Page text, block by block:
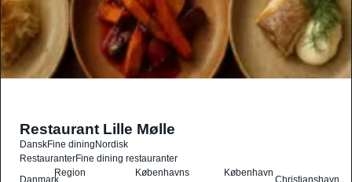
Restaurant Lille Mølle
DanskFine diningNordisk
RestauranterFine dining restauranter
Danmark
Region
Københavns
København
Christianshavn